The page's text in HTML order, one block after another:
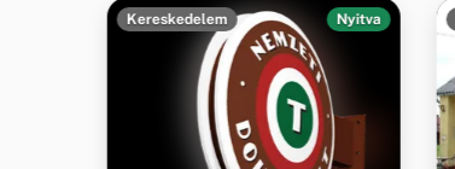
Kereskedelem Nyitva